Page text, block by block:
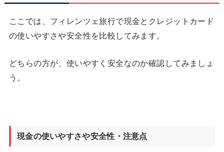
ここでは、フィレンツェ旅行で現金とクレジットカード
の使いやすさや安全性を比較してみます。
どちらの方が、使いやすく安全なのか確認してみましょ
う。
現金の使いやすさや安全性・注意点